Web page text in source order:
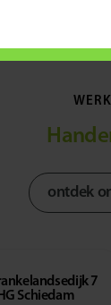
ontdek
7
Schiedam